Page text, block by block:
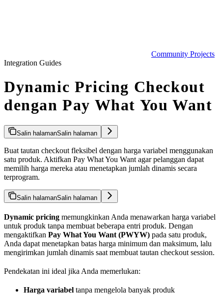
Community Projects
Integration Guides
Dynamic Pricing Checkout
dengan Pay What You Want
Salin halamanSalin halaman
Buat tautan checkout fleksibel dengan harga variabel menggunakan
satu produk. Aktifkan Pay What You Want agar pelanggan dapat
memilih harga mereka atau menetapkan jumlah dinamis secara
terprogram.
Salin halamanSalin halaman
Dynamic pricing memungkinkan Anda menawarkan harga variabel
untuk produk tanpa membuat beberapa entri produk. Dengan
mengaktifkan Pay What You Want (PWYW) pada satu produk,
Anda dapat menetapkan batas harga minimum dan maksimum, lalu
mengirimkan jumlah dinamis saat membuat tautan checkout session.
Pendekatan ini ideal jika Anda memerlukan:
Harga variabel tanpa mengelola banyak produk